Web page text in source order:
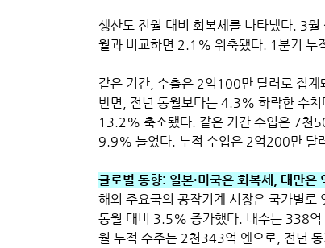
생산도 전월 대비 회복세를 나타냈다. 3
월과 비교하면 2.1% 위축됐다. 1분기
같은 기간, 수출은 2억100만 달러로 집
반면, 전년 동월보다는 4.3% 하락한 수
13.2% 축소됐다. 같은 기간 수입은 7천
9.9% 늘었다. 누적 수입은 2억200만
글로벌 동향: 일본·미국은 회복세, 대만은
해외 주요국의 공작기계 시장은 국가별
동월 대비 3.5% 증가했다. 내수는 338
월 누적 수주는 2천343억 엔으로, 전년